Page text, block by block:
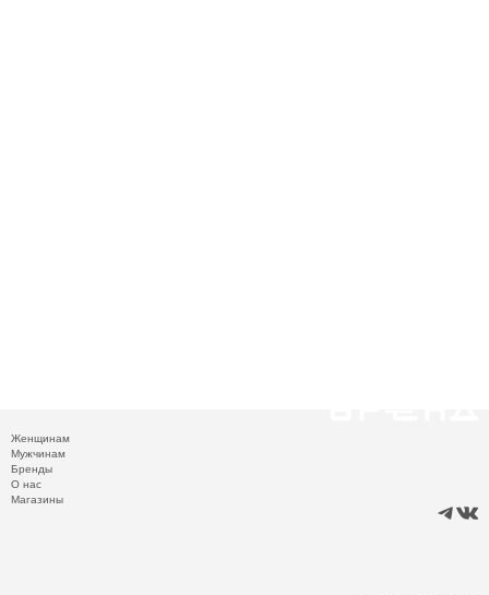
Женщинам
Мужчинам
Бренды
О нас
Магазины